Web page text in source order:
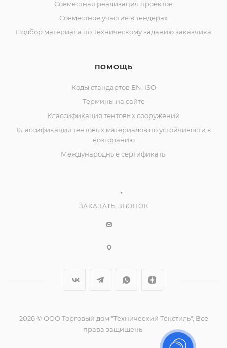
Совместная реализация проектов
Совместное участие в тендерах
Подбор материала по Техническому заданию заказчика
ПОМОЩЬ
Коды стандартов EN, ISO
Термины на сайте
Классификация тентовых сооружений
Классификация тентовых материалов по устойчивости к
возгоранию
Международные сертификаты
ЗАКАЗАТЬ ЗВОНОК
2026 © ООО Торговый дом "Технический Текстиль", Все
права защищены